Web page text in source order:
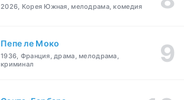
2026, Корея Южная, мелодрама, комедия
Пепе ле Моко
1936, Франция, драма, мелодрама,
криминал